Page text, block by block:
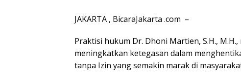
JAKARTA , BicaraJakarta .com –
Praktisi hukum Dr. Dhoni Martien, S.H.,
meningkatkan ketegasan dalam
tanpa Izin yang semakin marak di